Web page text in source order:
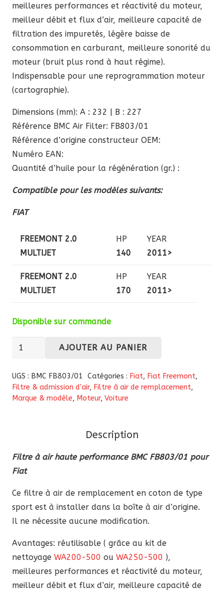
meilleures performances et réactivité du moteur,
meilleur débit et flux d’air, meilleure capacité de
filtration des impuretés, légère baisse de
consommation en carburant, meilleure sonorité du
moteur (bruit plus rond à haut régime).
Indispensable pour une reprogrammation moteur
(cartographie).
Dimensions (mm): A : 232 | B : 227
Référence BMC Air Filter: FB803/01
Référence d’origine constructeur OEM:
Numéro EAN:
Quantité d’huile pour la régénération (gr.) :
Compatible pour les modèles suivants:
FIAT
FREEMONT 2.0
MULTIJET
HP
140
YEAR
2011>
FREEMONT 2.0
MULTIJET
HP
170
YEAR
2011>
Disponible sur commande
quantité
Filtre
à
air
FB803/01
pour
AJOUTER AU PANIER
UGS : BMC FB803/01 Catégories : Fiat, Fiat Freemont,
Filtre & admission d'air, Filtre à air de remplacement,
Marque & modèle, Moteur, Voiture
Description
Filtre à air haute performance BMC FB803/01 pour
Fiat
Ce filtre à air de remplacement en coton de type
sport est à installer dans la boîte à air d’origine.
Il ne nécessite aucune modification.
Avantages: réutilisable ( grâce au kit de
nettoyage WA200-500 ou WA250-500 ),
meilleures performances et réactivité du moteur,
meilleur débit et flux d’air, meilleure capacité de